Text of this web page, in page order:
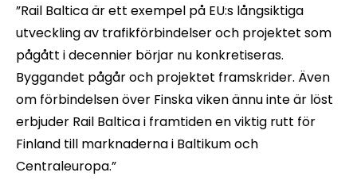
”Rail Baltica är ett exempel på EU:s långsiktiga
utveckling av trafikförbindelser och projektet som
pågått i decennier börjar nu konkretiseras.
Byggandet pågår och projektet framskrider. Även
om förbindelsen över Finska viken ännu inte är löst
erbjuder Rail Baltica i framtiden en viktig rutt för
Finland till marknaderna i Baltikum och
Centraleuropa.”